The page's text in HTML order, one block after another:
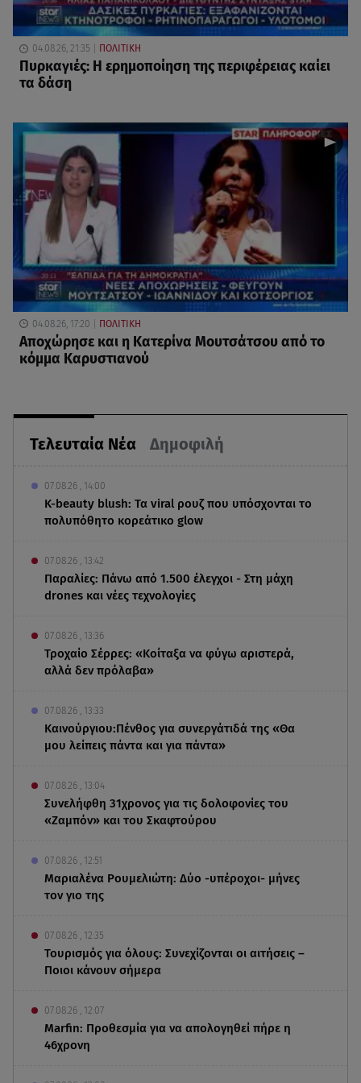
Τελευταία Νέα Δημοφιλή
07.08.26 , 14:00
K-beauty blush: Τα viral ρουζ που υπόσχονται το
πολυπόθητο κορεάτικο glow
07.08.26 , 13:42
Παραλίες: Πάνω από 1.500 έλεγχοι - Στη μάχη
drones και νέες τεχνολογίες
07.08.26 , 13:36
Τροχαίο Σέρρες: «Κοίταξα να φύγω αριστερά,
αλλά δεν πρόλαβα»
07.08.26 , 13:33
Καινούργιου:Πένθος για συνεργάτιδά της «Θα
μου λείπεις πάντα και για πάντα»
07.08.26 , 13:04
Συνελήφθη 31χρονος για τις δολοφονίες του
«Ζαμπόν» και του Σκαφτούρου
07.08.26 , 12:51
Μαριαλένα Ρουμελιώτη: Δύο -υπέροχοι- μήνες
τον γιο της
07.08.26 , 12:35
Τουρισμός για όλους: Συνεχίζονται οι αιτήσεις –
Ποιοι κάνουν σήμερα
07.08.26 , 12:07
Marfin: Προθεσμία για να απολογηθεί πήρε η
46χρονη
04.08.26, 21:35 ΠΟΛΙΤΙΚΗ
Πυρκαγιές: Η ερημοποίηση της περιφέρειας καίει
τα δάση
04.08.26, 17:20 ΠΟΛΙΤΙΚΗ
Αποχώρησε και η Κατερίνα Μουτσάτσου από το
κόμμα Καρυστιανού